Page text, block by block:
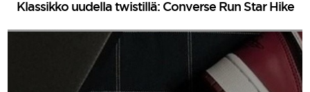
Klassikko uudella twistillä: Converse Run Star Hike